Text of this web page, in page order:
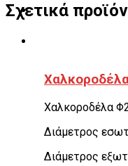
Σχετικά
Χαλκοροδέλα
Διάμετρος
Διάμετρος